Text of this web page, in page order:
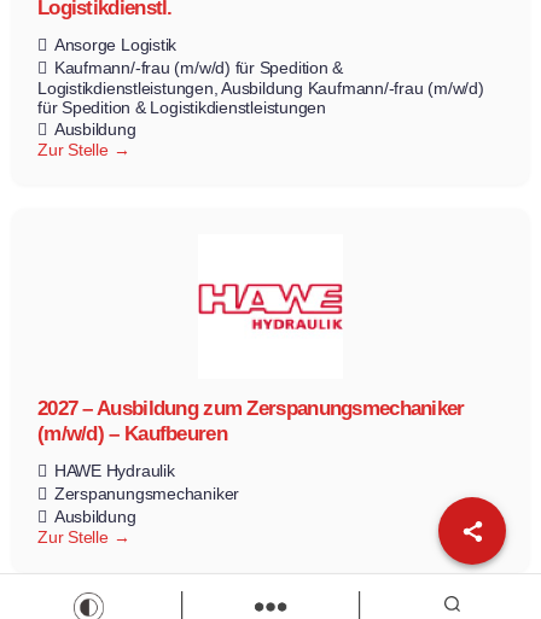
Logistikdienstl.
Ansorge Logistik
Kaufmann/-frau (m/w/d) für Spedition &
Logistikdienstleistungen Ausbildung Kaufmann/-frau (m/w/d)
für Spedition & Logistikdienstleistungen
Ausbildung
Zur Stelle
2027 – Ausbildung zum Zerspanungsmechaniker
(m/w/d) – Kaufbeuren
HAWE Hydraulik
Zerspanungsmechaniker
Ausbildung
Zur Stelle